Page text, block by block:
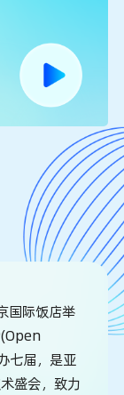
国际饭店举
七届，是亚
盛会，致力